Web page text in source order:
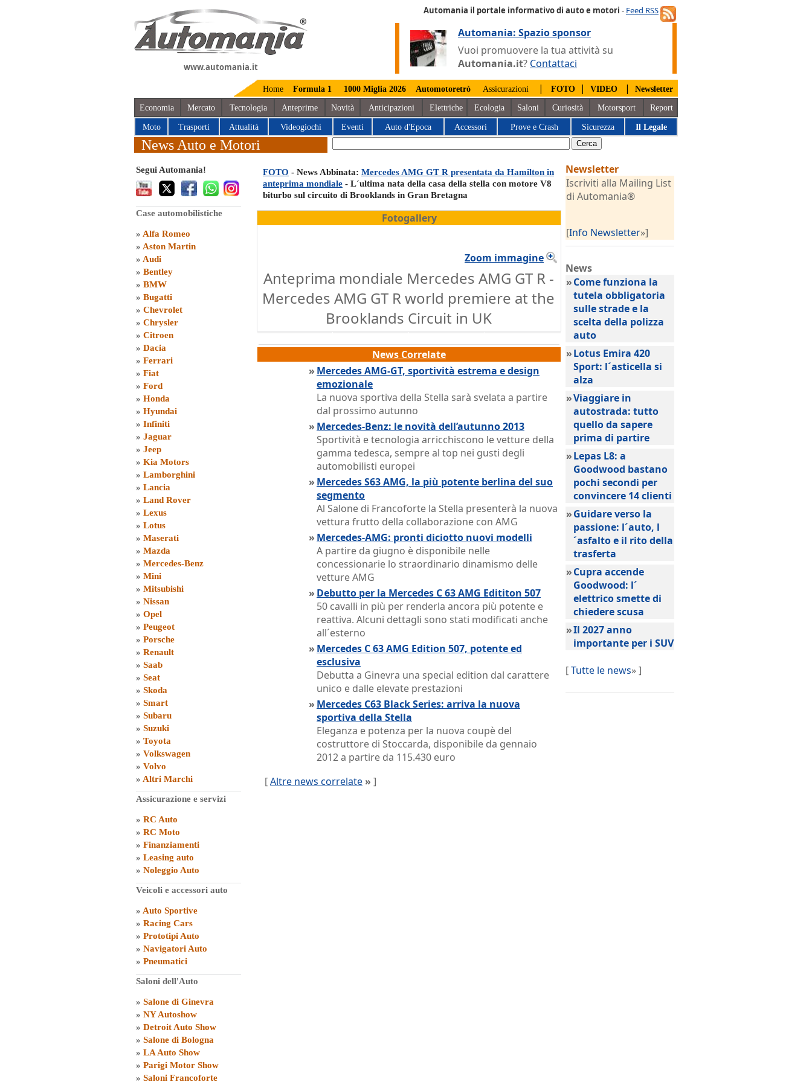
www.automania.it
Automania il portale informativo di auto e motori - Feed RSS
Automania: Spazio sponsor
Vuoi promuovere la tua attività su
Automania.it? Contattaci
Home Formula 1 1000 Miglia 2026 Automotoretrò Assicurazioni | FOTO | VIDEO | Newsletter
Economia Mercato Tecnologia Anteprime Novità Anticipazioni Elettriche Ecologia Saloni Curiosità Motorsport Report
Moto Trasporti Attualità Videogiochi Eventi Auto d'Epoca Accessori Prove e Crash Sicurezza Il Legale
News Auto e Motori
Segui Automania!
Case automobilistiche
» Alfa Romeo
» Aston Martin
» Audi
» Bentley
» BMW
» Bugatti
» Chevrolet
» Chrysler
» Citroen
» Dacia
» Ferrari
» Fiat
» Ford
» Honda
» Hyundai
» Infiniti
» Jaguar
» Jeep
» Kia Motors
» Lamborghini
» Lancia
» Land Rover
» Lexus
» Lotus
» Maserati
» Mazda
» Mercedes-Benz
» Mini
» Mitsubishi
» Nissan
» Opel
» Peugeot
» Porsche
» Renault
» Saab
» Seat
» Skoda
» Smart
» Subaru
» Suzuki
» Toyota
» Volkswagen
» Volvo
» Altri Marchi
Assicurazione e servizi
» RC Auto
» RC Moto
» Finanziamenti
» Leasing auto
» Noleggio Auto
Veicoli e accessori auto
» Auto Sportive
» Racing Cars
» Prototipi Auto
» Navigatori Auto
» Pneumatici
Saloni dell'Auto
» Salone di Ginevra
» NY Autoshow
» Detroit Auto Show
» Salone di Bologna
» LA Auto Show
» Parigi Motor Show
» Saloni Francoforte
FOTO - News Abbinata: Mercedes AMG GT R presentata da Hamilton in
anteprima mondiale - L´ultima nata della casa della stella con motore V8
biturbo sul circuito di Brooklands in Gran Bretagna
Fotogallery
Zoom immagine
Anteprima mondiale Mercedes AMG GT R -
Mercedes AMG GT R world premiere at the
Brooklands Circuit in UK
News Correlate
» Mercedes AMG-GT, sportività estrema e design
emozionale
La nuova sportiva della Stella sarà svelata a partire
dal prossimo autunno
» Mercedes-Benz: le novità dell’autunno 2013
Sportività e tecnologia arricchiscono le vetture della
gamma tedesca, sempre al top nei gusti degli
automobilisti europei
» Mercedes S63 AMG, la più potente berlina del suo
segmento
Al Salone di Francoforte la Stella presenterà la nuova
vettura frutto della collaborazione con AMG
» Mercedes-AMG: pronti diciotto nuovi modelli
A partire da giugno è disponibile nelle
concessionarie lo straordinario dinamismo delle
vetture AMG
» Debutto per la Mercedes C 63 AMG Edititon 507
50 cavalli in più per renderla ancora più potente e
reattiva. Alcuni dettagli sono stati modificati anche
all´esterno
» Mercedes C 63 AMG Edition 507, potente ed
esclusiva
Debutta a Ginevra una special edition dal carattere
unico e dalle elevate prestazioni
» Mercedes C63 Black Series: arriva la nuova
sportiva della Stella
Eleganza e potenza per la nuova coupè del
costruttore di Stoccarda, disponibile da gennaio
2012 a partire da 115.430 euro
[Altre news correlate » ]
Newsletter
Iscriviti alla Mailing List
di Automania®
[Info Newsletter»]
News
»Come funziona la
tutela obbligatoria
sulle strade e la
scelta della polizza
auto
»Lotus Emira 420
Sport: l´asticella si
alza
»Viaggiare in
autostrada: tutto
quello da sapere
prima di partire
»Lepas L8: a
Goodwood bastano
pochi secondi per
convincere 14 clienti
»Guidare verso la
passione: l´auto, l
´asfalto e il rito della
trasferta
»Cupra accende
Goodwood: l´
elettrico smette di
chiedere scusa
»Il 2027 anno
importante per i SUV
[Tutte le news» ]